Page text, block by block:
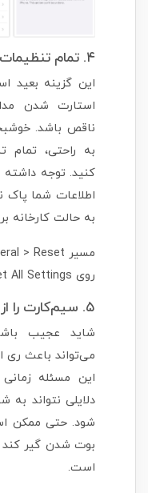
۴. تمام تنظیمات گوشی را ریست کنید
این گزینه
استارت شدن
ناقص باشد.
به راحتی،
کنید. توجه داشته
اطلاعات شما
به حالت کارخانه
روی Reset All Settings ضربه بزنید.
۵. سیم‌کارت را از گوشی خارج کنید
شاید عجیب
می‌تواند باعث
این مسئله
دلایلی نتواند به
شود. حتی ممکن
بوت شدن گیر کند
است.